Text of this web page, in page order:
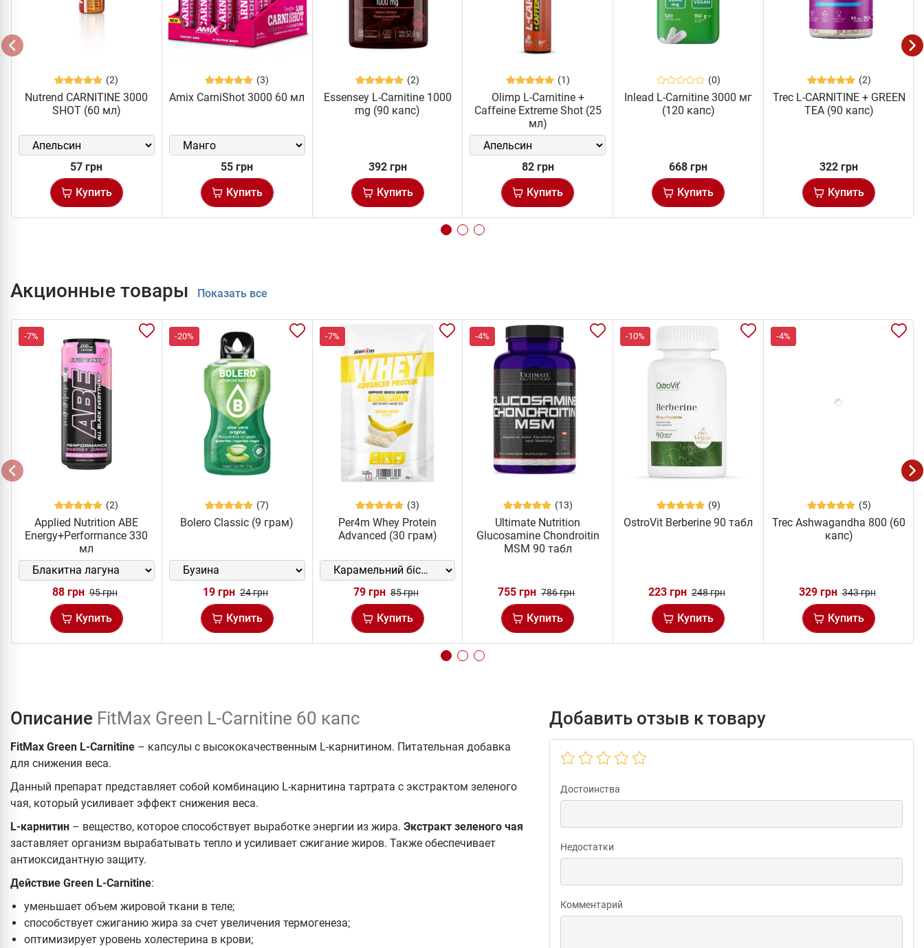
(2)
Nutrend CARNITINE 3000
SHOT (60 мл)
57 грн
Купить
(3)
Amix CarniShot 3000 60 мл
55 грн
Купить
(2)
Essensey L-Carnitine 1000
mg (90 капс)
392 грн
Купить
(1)
Olimp L-Carnitine +
Caffeine Extreme Shot (25
мл)
82 грн
Купить
(0)
Inlead L-Carnitine 3000 мг
(120 капс)
668 грн
Купить
(2)
Trec L-CARNITINE + GREEN
TEA (90 капс)
322 грн
Купить
Акционные товары Показать все
-7%
(2)
Applied Nutrition ABE
Energy+Performance 330
мл
88 грн 95 грн
Купить
-20%
(7)
Bolero Classic (9 грам)
19 грн 24 грн
Купить
-7%
(3)
Per4m Whey Protein
Advanced (30 грам)
79 грн 85 грн
Купить
-4%
(13)
Ultimate Nutrition
Glucosamine Chondroitin
MSM 90 табл
755 грн 786 грн
Купить
-10%
(9)
OstroVit Berberine 90 табл
223 грн 248 грн
Купить
-4%
(5)
Trec Ashwagandha 800 (60
капс)
329 грн 343 грн
Купить
Описание FitMax Green L-Carnitine 60 капс
FitMax Green L-Carnitine – капсулы с высококачественным L-карнитином. Питательная добавка
для снижения веса.
Данный препарат представляет собой комбинацию L-карнитина тартрата с экстрактом зеленого
чая, который усиливает эффект снижения веса.
L-карнитин – вещество, которое способствует выработке энергии из жира. Экстракт зеленого чая
заставляет организм вырабатывать тепло и усиливает сжигание жиров. Также обеспечивает
антиоксидантную защиту.
Действие Green L-Carnitine:
уменьшает объем жировой ткани в теле;
способствует сжиганию жира за счет увеличения термогенеза;
оптимизирует уровень холестерина в крови;
Добавить отзыв к товару
Достоинства
Недостатки
Комментарий